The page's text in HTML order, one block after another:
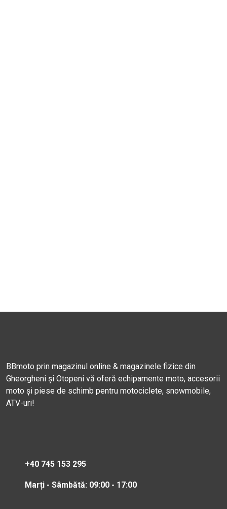
BBmoto prin magazinul online & magazinele fizice din
Gheorgheni și Otopeni vă oferă echipamente moto, accesorii
moto și piese de schimb pentru motociclete, snowmobile,
ATV-uri!
+40 745 153 295
Marți - Sâmbătă: 09:00 - 17:00